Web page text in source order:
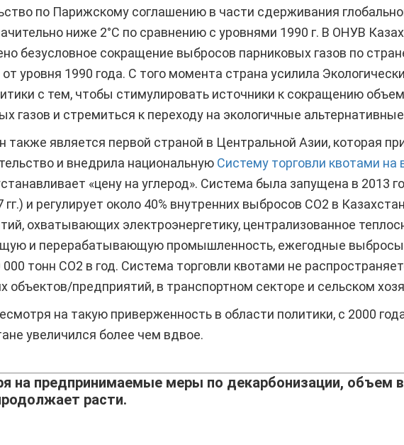
по Парижскому соглашению в части сдерживания
ниже 2°C по сравнению с уровнями 1990 г. В ОНУВ
безусловное сокращение выбросов парниковых газов по
от уровня 1990 года. С того момента страна усилила
с тем, чтобы стимулировать источники к сокращению
газов и стремиться к переходу на экологичные
также является первой страной в Центральной Азии, которая
и внедрила национальную Систему торговли квотами
«цену на углерод». Система была запущена в 2013
гг.) и регулирует около 40% внутренних выбросов CO2 в
охватывающих электроэнергетику, централизованное
и перерабатывающую промышленность, ежегодные выбросы
тонн CO2 в год. Система торговли квотами не
объектов/предприятий, в транспортном секторе и сельском
на такую приверженность в области политики, с 2000
увеличился более чем вдвое.
на предпринимаемые меры по декарбонизации, объем
расти.